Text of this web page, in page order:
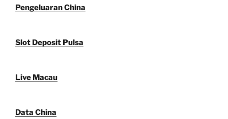
Pengeluaran China
Slot Deposit Pulsa
Live Macau
Data China